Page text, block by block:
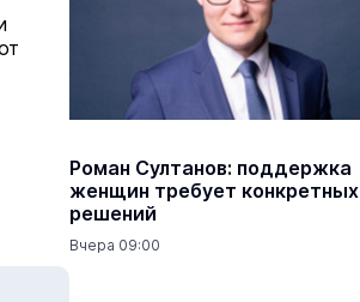
Роман Султанов: поддержка
женщин требует конкретных
решений
Вчера 09:00